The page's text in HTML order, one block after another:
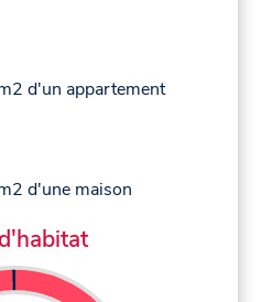
d'un appartement
d'une maison